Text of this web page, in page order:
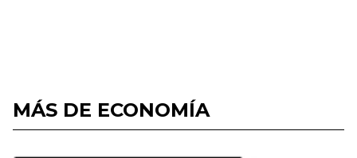
MÁS DE ECONOMÍA